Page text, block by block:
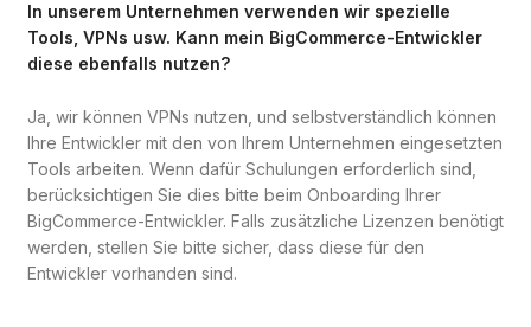
In unserem Unternehmen verwenden wir spezielle
Tools, VPNs usw. Kann mein BigCommerce-Entwickler
diese ebenfalls nutzen?
Ja, wir können VPNs nutzen, und selbstverständlich können
Ihre Entwickler mit den von Ihrem Unternehmen eingesetzten
Tools arbeiten. Wenn dafür Schulungen erforderlich sind,
berücksichtigen Sie dies bitte beim Onboarding Ihrer
BigCommerce-Entwickler. Falls zusätzliche Lizenzen benötigt
werden, stellen Sie bitte sicher, dass diese für den
Entwickler vorhanden sind.